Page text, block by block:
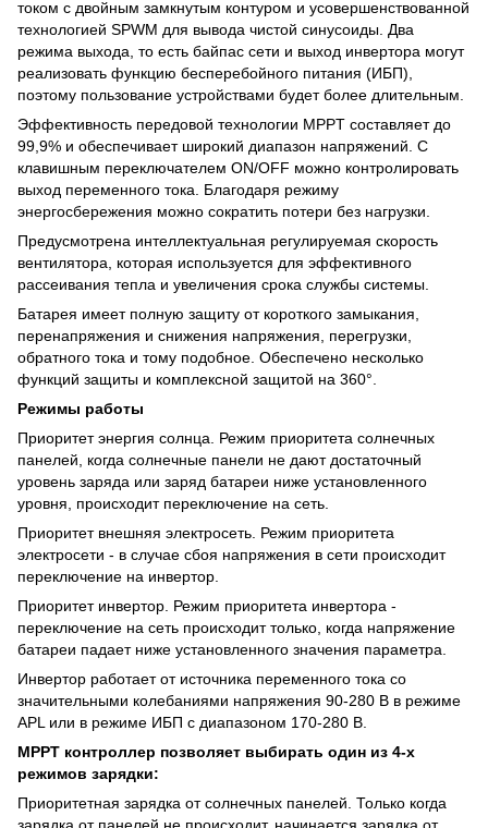
током с двойным замкнутым контуром и усовершенствованной
технологией SPWM для вывода чистой синусоиды. Два
режима выхода, то есть байпас сети и выход инвертора могут
реализовать функцию бесперебойного питания (ИБП),
поэтому пользование устройствами будет более длительным.
Эффективность передовой технологии MPPT составляет до
99,9% и обеспечивает широкий диапазон напряжений. С
клавишным переключателем ON/OFF можно контролировать
выход переменного тока. Благодаря режиму
энергосбережения можно сократить потери без нагрузки.
Предусмотрена интеллектуальная регулируемая скорость
вентилятора, которая используется для эффективного
рассеивания тепла и увеличения срока службы системы.
Батарея имеет полную защиту от короткого замыкания,
перенапряжения и снижения напряжения, перегрузки,
обратного тока и тому подобное. Обеспечено несколько
функций защиты и комплексной защитой на 360°.
Режимы работы
Приоритет энергия солнца. Режим приоритета солнечных
панелей, когда солнечные панели не дают достаточный
уровень заряда или заряд батареи ниже установленного
уровня, происходит переключение на сеть.
Приоритет внешняя электросеть. Режим приоритета
электросети - в случае сбоя напряжения в сети происходит
переключение на инвертор.
Приоритет инвертор. Режим приоритета инвертора -
переключение на сеть происходит только, когда напряжение
батареи падает ниже установленного значения параметра.
Инвертор работает от источника переменного тока со
значительными колебаниями напряжения 90-280 В в режиме
APL или в режиме ИБП с диапазоном 170-280 В.
MPPT контроллер позволяет выбирать один из 4-х
режимов зарядки:
Приоритетная зарядка от солнечных панелей. Только когда
зарядка от панелей не происходит, начинается зарядка от